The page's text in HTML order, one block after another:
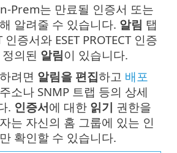
Prem는 만료될 인증서 또는
알려줄 수 있습니다. 알림 탭
인증서와 ESET PROTECT 인증
의된 알림이 있습니다.
려면 알림을 편집하고 배포
소나 SNMP 트랩 등의 상세
. 인증서에 대한 읽기 권한을
는 자신의 홈 그룹에 있는 인
확인할 수 있습니다.